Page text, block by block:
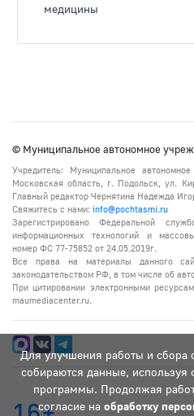
медицины
Для улучшения работы и сбора
собираются данные,
программы. Продолжая
согласие на обработку
© Муниципальное автономное
Учредитель: Муниципальное
Московская область, г. Подольск, ул.
Главный редактор Чернятина Надежда
Свяжитесь с нами: info@pochtasmi.ru
Зарегистрировано Федеральной
информационных технологий и
номер ФС 77-75852 от 24.05.2019г.
Все права на материалы данного
законодательством РФ, в том числе об
При цитировании электронными
maumediacenter.ru.